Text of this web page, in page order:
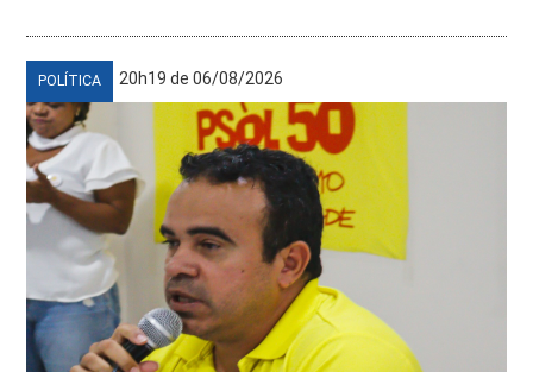
POLÍTICA 20h19 de 06/08/2026